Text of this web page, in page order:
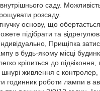
саду.
розсаду.
основу, що
підібрати та
Прищіпка
в будь-якому місці
кріпиться до підвіконня,
живлення є контролер,
годинник роботи лампи в